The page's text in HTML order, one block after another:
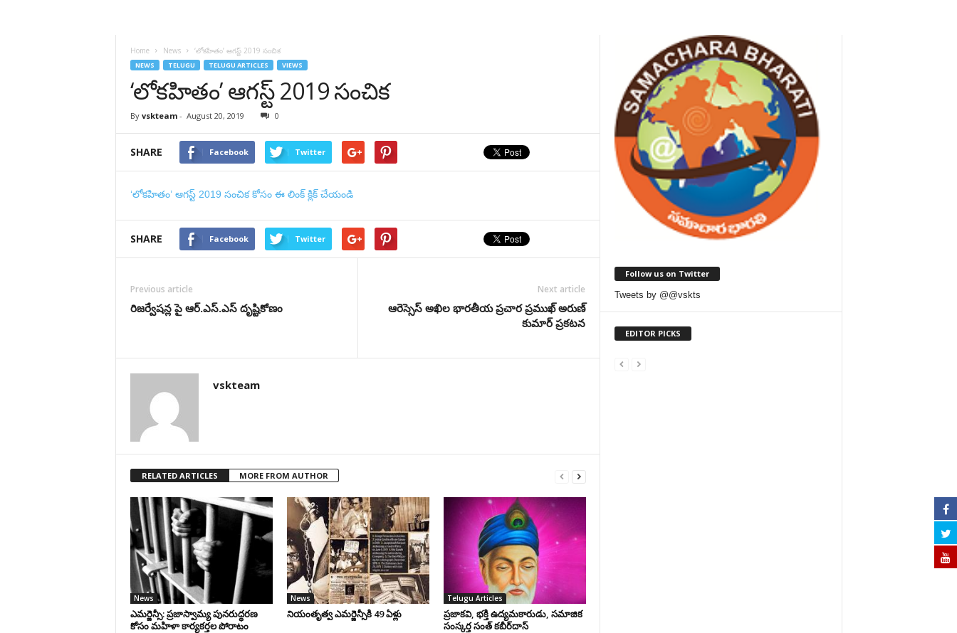
Home News ‘లోకహితం’ ఆగస్ట్ 2019 సంచిక
NEWS TELUGU TELUGU ARTICLES VIEWS
‘లోకహితం’ ఆగస్ట్ 2019 సంచిక
By vskteam- August 20, 2019 0
SHARE Facebook Twitter
‘లోకహితం’ ఆగస్ట్ 2019 సంచిక కోసం ఈ లింక్ క్లిక్ చేయండి
SHARE Facebook Twitter
Previous article
రిజర్వేషన్ల పై ఆర్.ఎస్.ఎస్ దృష్టికోణం
Next article
ఆరెస్సెస్ అఖిల భారతీయ ప్రచార ప్రముఖ్ అరుణ్
కుమార్ ప్రకటన
vskteam
RELATED ARTICLES MORE FROM AUTHOR
News
ఎమర్జెన్సీ: ప్రజాస్వామ్య పునరుద్ధరణ
కోసం మహిళా కార్యకర్తల పోరాటం
News
నియంతృత్వ ఎమర్జెన్సీకి 49 ఏళ్లు
Telugu Articles
ప్రజాకవి, భక్తి ఉద్యమకారుడు, సమాజిక
సంస్కర్త సంత్‌ కబీర్‌దాస్‌
Follow us on Twitter
Tweets by @@vskts
EDITOR PICKS